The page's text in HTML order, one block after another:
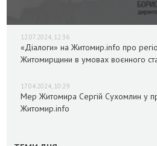
12.07.2024, 12:36
«Діалоги» на Житомир.info про
Житомирщини в умовах воєнного
17.04.2024, 10:29
Мер Житомира Сергій Сухомлин у
Житомир.info